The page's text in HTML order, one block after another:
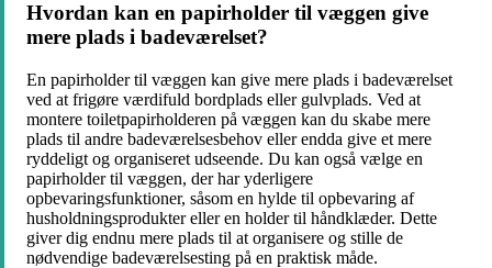
Hvordan kan en papirholder til væggen give
mere plads i badeværelset?
En papirholder til væggen kan give mere plads i badeværelset
ved at frigøre værdifuld bordplads eller gulvplads. Ved at
montere toiletpapirholderen på væggen kan du skabe mere
plads til andre badeværelsesbehov eller endda give et mere
ryddeligt og organiseret udseende. Du kan også vælge en
papirholder til væggen, der har yderligere
opbevaringsfunktioner, såsom en hylde til opbevaring af
husholdningsprodukter eller en holder til håndklæder. Dette
giver dig endnu mere plads til at organisere og stille de
nødvendige badeværelsesting på en praktisk måde.